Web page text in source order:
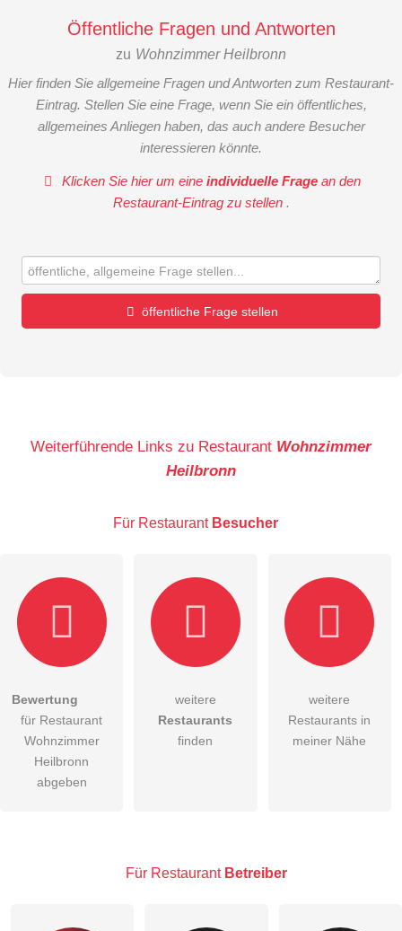
Öffentliche Fragen und Antworten
zu Wohnzimmer Heilbronn
Hier finden Sie allgemeine Fragen und Antworten zum Restaurant-
Eintrag. Stellen Sie eine Frage, wenn Sie ein öffentliches,
allgemeines Anliegen haben, das auch andere Besucher
interessieren könnte.
Klicken Sie hier um eineindividuelle Frage an den
Restaurant-Eintrag zu stellen .
öffentliche Frage stellen
Die Datenschutzerklärunghabe ich zur Kenntnis genommen.
öffentliche Frage stellen
Restaurant-Eintrag zu stellen.
Weiterführende Links zu Restaurant Wohnzimmer
Heilbronn
Für Restaurant Besucher
Bewertung
für Restaurant
Wohnzimmer
Heilbronn
abgeben
weitere
Restaurants
finden
weitere
Restaurants in
meiner Nähe
Für Restaurant Betreiber